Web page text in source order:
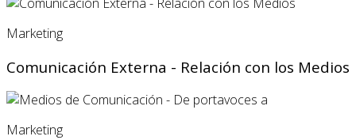
Marketing
Comunicación Externa - Relación con los Medios
Marketing